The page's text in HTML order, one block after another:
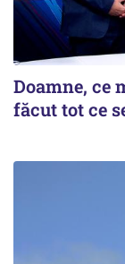
Doamne, ce
făcut tot ce